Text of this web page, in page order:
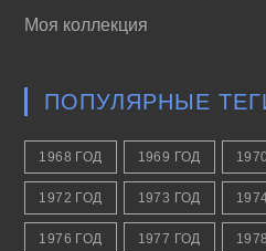
Моя коллекция
ПОПУЛЯРНЫЕ
1968 ГОД 1969 ГОД
1972 ГОД 1973 ГОД
1976 ГОД 1977 ГОД